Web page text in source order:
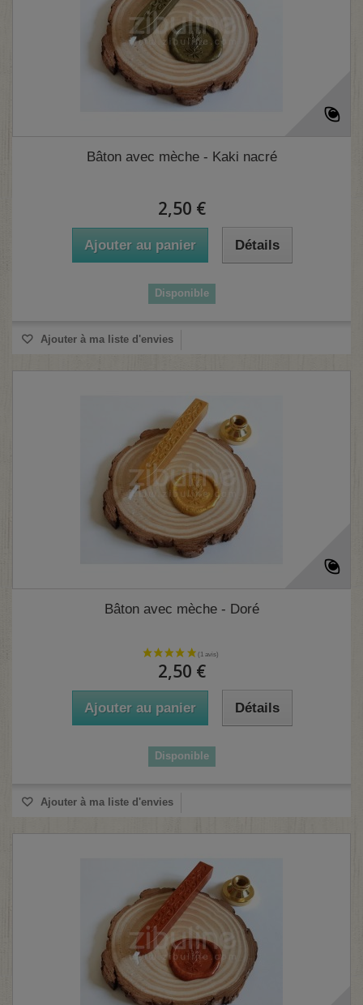
Bâton avec mèche - Kaki nacré
2,50 €
Ajouter au panier Détails
Disponible
Ajouter à ma liste d'envies
Bâton avec mèche - Doré
2,50 €
Ajouter au panier Détails
Disponible
Ajouter à ma liste d'envies